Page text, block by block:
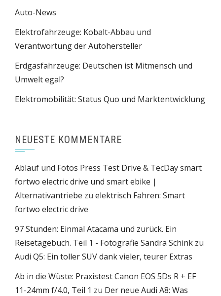
Auto-News
Elektrofahrzeuge: Kobalt-Abbau und
Verantwortung der Autohersteller
Erdgasfahrzeuge: Deutschen ist Mitmensch und
Umwelt egal?
Elektromobilität: Status Quo und Marktentwicklung
NEUESTE KOMMENTARE
Ablauf und Fotos Press Test Drive & TecDay smart
fortwo electric drive und smart ebike |
Alternativantriebe zu elektrisch Fahren: Smart
fortwo electric drive
97 Stunden: Einmal Atacama und zurück. Ein
Reisetagebuch. Teil 1 - Fotografie Sandra Schink zu
Audi Q5: Ein toller SUV dank vieler, teurer Extras
Ab in die Wüste: Praxistest Canon EOS 5Ds R + EF
11-24mm f/4.0, Teil 1 zu Der neue Audi A8: Was